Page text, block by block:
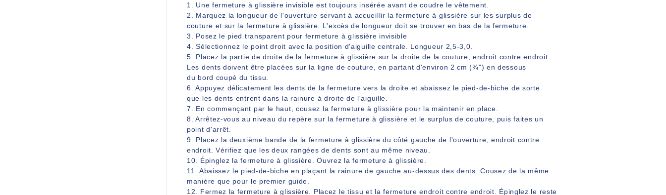
1. Une fermeture à glissière invisible est toujours insérée avant de coudre le vêtement.
2. Marquez la longueur de l'ouverture servant à accueillir la fermeture à glissière sur les surplus de
couture et sur la fermeture à glissière. L'excès de longueur doit se trouver en bas de la fermeture.
3. Posez le pied transparent pour fermeture à glissière invisible
4. Sélectionnez le point droit avec la position d'aiguille centrale. Longueur 2,5-3,0.
5. Placez la partie de droite de la fermeture à glissière sur la droite de la couture, endroit contre endroit.
Les dents doivent être placées sur la ligne de couture, en partant d'environ 2 cm (¾") en dessous
du bord coupé du tissu.
6. Appuyez délicatement les dents de la fermeture vers la droite et abaissez le pied-de-biche de sorte
que les dents entrent dans la rainure à droite de l'aiguille.
7. En commençant par le haut, cousez la fermeture à glissière pour la maintenir en place.
8. Arrêtez-vous au niveau du repère sur la fermeture à glissière et le surplus de couture, puis faites un
point d'arrêt.
9. Placez la deuxième bande de la fermeture à glissière du côté gauche de l'ouverture, endroit contre
endroit. Vérifiez que les deux rangées de dents sont au même niveau.
10. Épinglez la fermeture à glissière. Ouvrez la fermeture à glissière.
11. Abaissez le pied-de-biche en plaçant la rainure de gauche au-dessus des dents. Cousez de la même
manière que pour le premier guide.
12. Fermez la fermeture à glissière. Placez le tissu et la fermeture endroit contre endroit. Épinglez le reste